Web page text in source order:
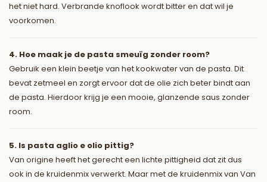
het niet hard. Verbrande knoflook wordt bitter en dat wil je
voorkomen.
4. Hoe maak je de pasta smeuïg zonder room?
Gebruik een klein beetje van het kookwater van de pasta. Dit
bevat zetmeel en zorgt ervoor dat de olie zich beter bindt aan
de pasta. Hierdoor krijg je een mooie, glanzende saus zonder
room.
5. Is pasta aglio e olio pittig?
Van origine heeft het gerecht een lichte pittigheid dat zit dus
ook in de kruidenmix verwerkt. Maar met de kruidenmix van Van